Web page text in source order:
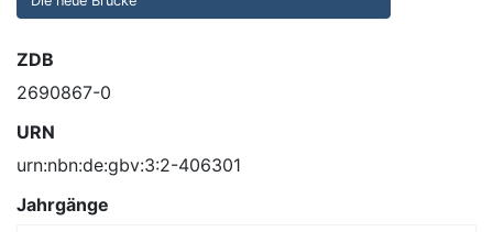
ZDB
2690867-0
URN
urn:nbn:de:gbv:3:2-406301
Jahrgänge